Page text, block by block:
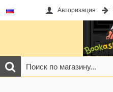
Авторизация